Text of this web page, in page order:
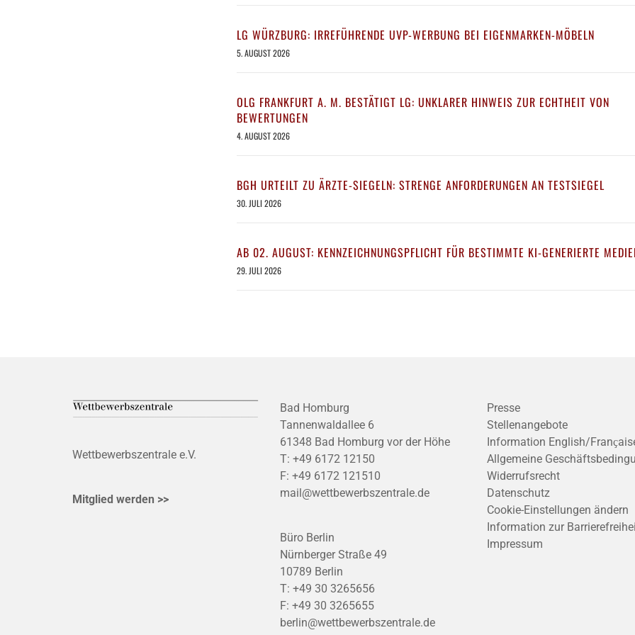
LG WÜRZBURG: IRREFÜHRENDE UVP-WERBUNG BEI EIGENMARKEN-MÖBELN
5. AUGUST 2026
OLG FRANKFURT A. M. BESTÄTIGT LG: UNKLARER HINWEIS ZUR ECHTHEIT VON
BEWERTUNGEN
4. AUGUST 2026
BGH URTEILT ZU ÄRZTE-SIEGELN: STRENGE ANFORDERUNGEN AN TESTSIEGEL
30. JULI 2026
AB 02. AUGUST: KENNZEICHNUNGSPFLICHT FÜR BESTIMMTE KI-GENERIERTE
29. JULI 2026
Wettbewerbszentrale e.V.
Mitglied werden >>
Bad Homburg
Tannenwaldallee 6
61348 Bad Homburg vor der Höhe
T: +49 6172 12150
F: +49 6172 121510
mail@wettbewerbszentrale.de
Büro Berlin
Nürnberger Straße 49
10789 Berlin
T: +49 30 3265656
F: +49 30 3265655
berlin@wettbewerbszentrale.de
Presse
Stellenangebote
Information English/
Allgemeine
Widerrufsrecht
Datenschutz
Cookie-Einstellungen ändern
Information zur
Impressum